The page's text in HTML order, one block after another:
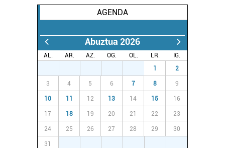
fitxategiak erabiltzen ditu. Zure esperientzia eta
baliatzen gara. Ohar hau onartuz gero, teknologia hori
erabiltzeko baimen esplizitua ematen diguzu.Gehiago
irakurri
AGENDA
Abuztua 2026
AL. AR. AZ. OG. OL. LR.
IG.
1 2
3 4 5 6 7 8 9
10 11 12 13 14 15 16
17 18 19 20 21 22 23
24 25 26 27 28 29 30
31